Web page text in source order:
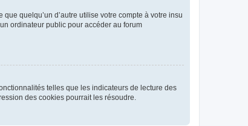
quelqu’un d’autre utilise votre compte à votre insu
ordinateur public pour accéder au forum
telles que les indicateurs de lecture des
des cookies pourrait les résoudre.